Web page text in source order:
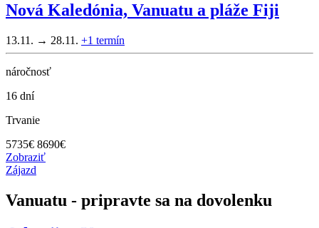
Nová Kaledónia, Vanuatu a pláže Fiji
13.11. → 28.11. +1 termín
náročnosť
16 dní
Trvanie
5735€ 8690€
Zobraziť
Zájazd
Vanuatu - pripravte sa na dovolenku